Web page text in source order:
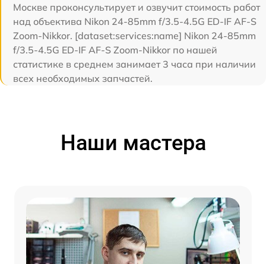
Москве проконсультирует и озвучит стоимость работ
над объектива Nikon 24-85mm f/3.5-4.5G ED-IF AF-S
Zoom-Nikkor. [dataset:services:name] Nikon 24-85mm
f/3.5-4.5G ED-IF AF-S Zoom-Nikkor по нашей
статистике в среднем занимает 3 часа при наличии
всех необходимых запчастей.
Наши мастера